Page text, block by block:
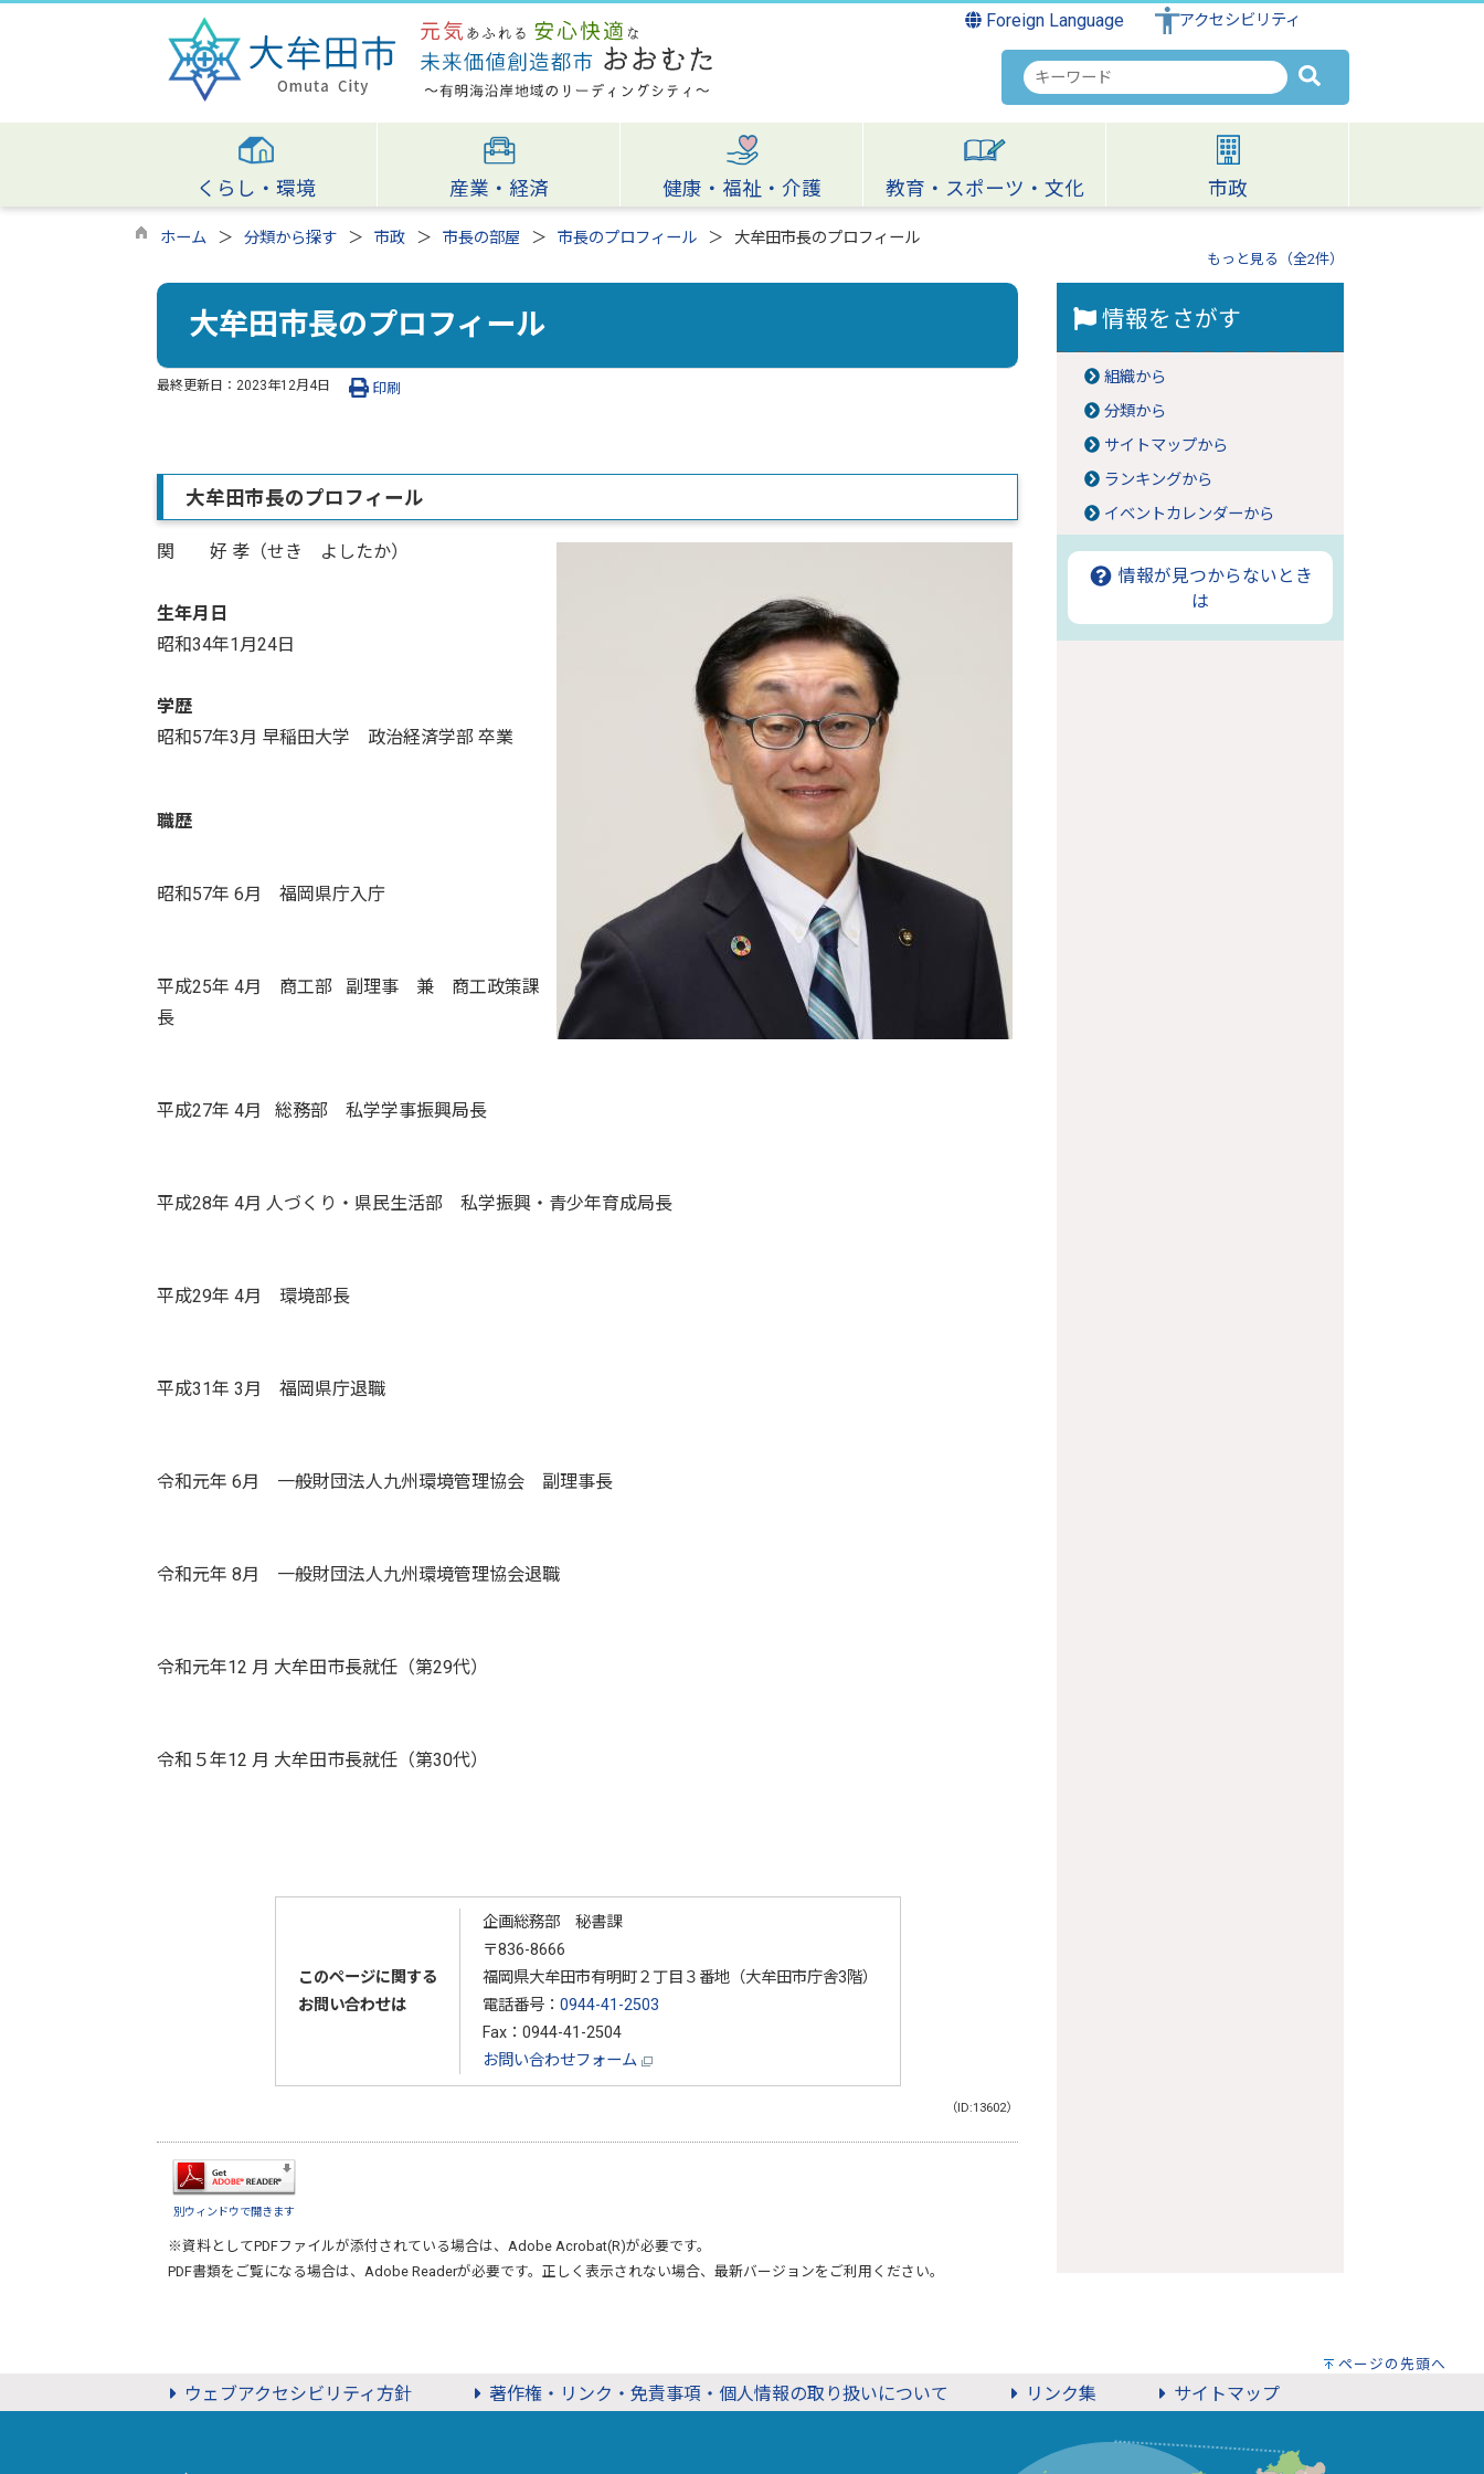
Foreign Language アクセシビリティ
検
索
キ
ワ
ー
くらし・環境 産業・経済 健康・福祉・介護 教育・スポーツ・文化 市政
ホーム 分類から探す 市政 市長の部屋 市長のプロフィール 大牟田市長のプロフィール
もっと見る（全2件）
大牟田市長のプロフィール
最終更新日： 2023年12月4日 印刷
大牟田市長のプロフィール
関 好 孝（せき よしたか）
生年月日
昭和34年1月24日
学歴
昭和57年3月 早稲田大学 政治経済学部 卒業
職歴
昭和57年 6月 福岡県庁入庁
平成25年 4月 商工部 副理事 兼 商工政策課
長
平成27年 4月 総務部 私学学事振興局長
平成28年 4月 人づくり・県民生活部 私学振興・青少年育成局長
平成29年 4月 環境部長
平成31年 3月 福岡県庁退職
令和元年 6月 一般財団法人九州環境管理協会 副理事長
令和元年 8月 一般財団法人九州環境管理協会退職
令和元年12 月 大牟田市長就任（第29代）
令和５年12 月 大牟田市長就任（第30代）
このページに関する
お問い合わせは
企画総務部 秘書課
〒836-8666
福岡県大牟田市有明町２丁目３番地（大牟田市庁舎3階）
電話番号： 0944-41-2503
Fax：0944-41-2504
お問い合わせフォーム
（ID:13602）
別ウィンドウで開きます
※資料としてPDFファイルが添付されている場合は、 Adobe Acrobat(R)が必要です。
PDF書類をご覧になる場合は、 Adobe Readerが必要です。正しく表示されない場合、最新バージョンをご利用ください。
情報をさがす
組織から
分類から
サイトマップから
ランキングから
イベントカレンダーから
情報が見つからないとき
は
ページの先頭へ
ウェブアクセシビリティ方針 著作権・リンク・免責事項・個人情報の取り扱いについて リンク集 サイトマップ